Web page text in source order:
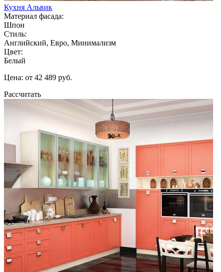
Кухня Альвик
Материал фасада:
Шпон
Стиль:
Английский, Евро, Минимализм
Цвет:
Белый
Цена: от 42 489 руб.
Рассчитать